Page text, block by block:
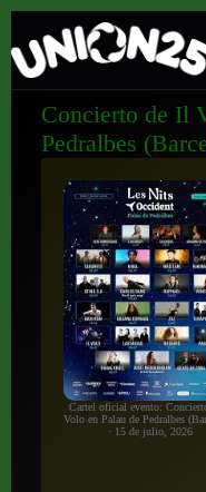
Concierto de Il
Pedralbes
Cartel oficial evento:
Volo en Palau de Pedralbes
· 15 de julio, 2026